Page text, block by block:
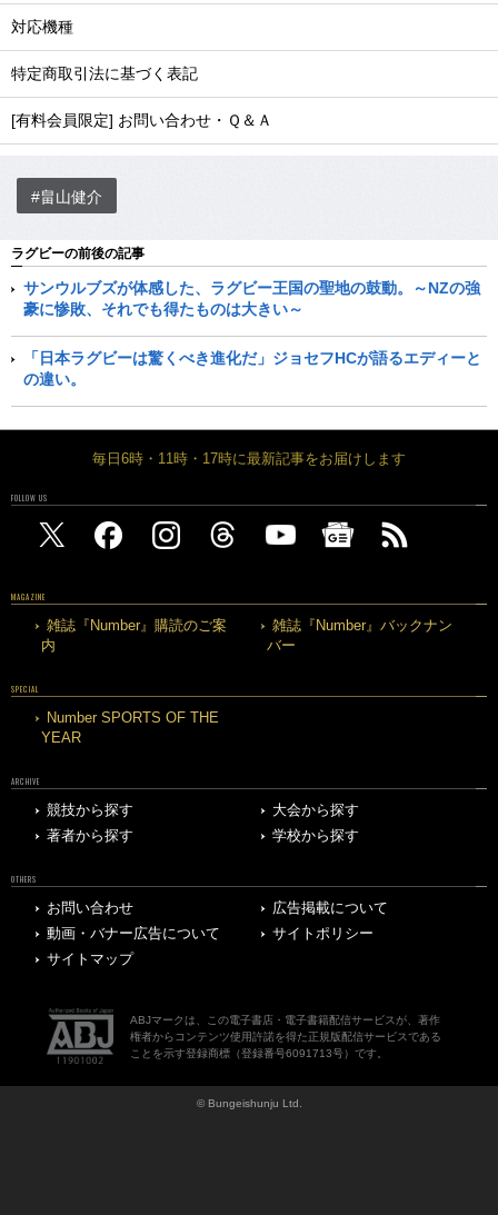
対応機種
特定商取引法に基づく表記
[有料会員限定] お問い合わせ・Ｑ＆Ａ
#畠山健介
ラグビーの前後の記事
サンウルブズが体感した、ラグビー王国の聖地の鼓動。～NZの強
豪に惨敗、それでも得たものは大きい～
「日本ラグビーは驚くべき進化だ」ジョセフHCが語るエディーと
の違い。
毎日6時・11時・17時に最新記事をお届けします
FOLLOW US
MAGAZINE
雑誌『Number』購読のご案
内
雑誌『Number』バックナン
バー
SPECIAL
Number SPORTS OF THE
YEAR
ARCHIVE
競技から探す
大会から探す
著者から探す
学校から探す
OTHERS
お問い合わせ
広告掲載について
動画・バナー広告について
サイトポリシー
サイトマップ
ABJマークは、この電子書店・電子書籍配信サービスが、著作
権者からコンテンツ使用許諾を得た正規版配信サービスである
ことを示す登録商標（登録番号6091713号）です。
© Bungeishunju Ltd.